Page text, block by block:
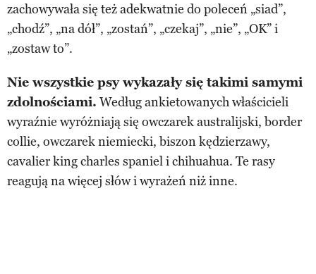
zachowywała się też adekwatnie do poleceń „siad”,
„chodź”, „na dół”, „zostań”, „czekaj”, „nie”, „OK” i
„zostaw to”.
Nie wszystkie psy wykazały się takimi samymi
zdolnościami. Według ankietowanych właścicieli
wyraźnie wyróżniają się owczarek australijski, border
collie, owczarek niemiecki, biszon kędzierzawy,
cavalier king charles spaniel i chihuahua. Te rasy
reagują na więcej słów i wyrażeń niż inne.